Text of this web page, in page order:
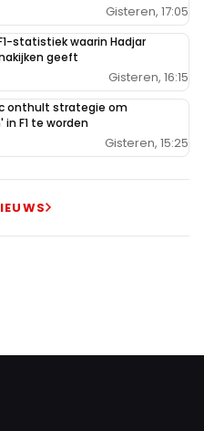
Gisteren, 17:05
statistiek waarin Hadjar
geeft
Gisteren, 16:15
onthult strategie om
F1 te worden
Gisteren, 15:25